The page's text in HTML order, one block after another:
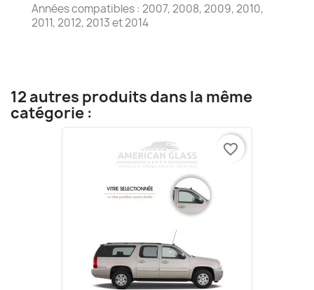
Années compatibles : 2007, 2008, 2009, 2010,
2011, 2012, 2013 et 2014
12 autres produits dans la même
catégorie :
favorite_border